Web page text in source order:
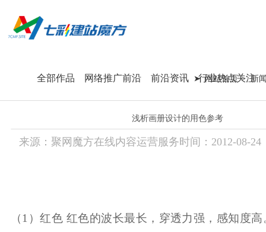
息
我们更专注
”
品牌型企业官网
营销展示型网站
站群优化
网站首页 新
全部作品 网络推广前沿 前沿资讯 行业热点关注
浅析画册设计的用色参考
来源： 聚网魔方在线内容运营服务时间： 2012-08-24
（1 ）红色 红色的波长最长，穿透力强，感知度